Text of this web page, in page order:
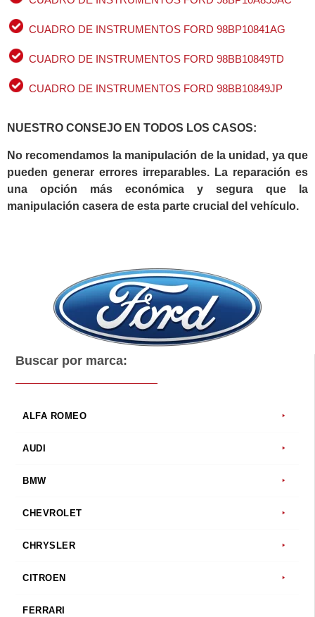
Buscar por marca:
ALFA ROMEO
AUDI
BMW
CHEVROLET
CHRYSLER
CITROEN
FERRARI
CUADRO DE INSTRUMENTOS FORD 98BP10841AG
CUADRO DE INSTRUMENTOS FORD 98BB10849TD
CUADRO DE INSTRUMENTOS FORD 98BB10849JP
NUESTRO CONSEJO EN TODOS LOS CASOS:
No recomendamos la manipulación de la unidad, ya que
pueden generar errores irreparables. La reparación es
una opción más económica y segura que la
manipulación casera de esta parte crucial del vehículo.